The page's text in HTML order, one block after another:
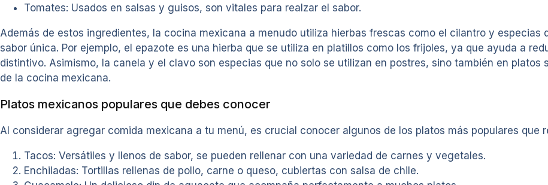
Tomates: Usados en salsas y guisos, son vitales para realzar el sabor.
Además de estos ingredientes, la cocina mexicana a menudo utiliza hierbas frescas como el cilantro y especias
sabor única. Por ejemplo, el epazote es una hierba que se utiliza en platillos como los frijoles, ya que ayuda a
distintivo. Asimismo, la canela y el clavo son especias que no solo se utilizan en postres, sino también en platos
de la cocina mexicana.
Platos mexicanos populares que debes conocer
Al considerar agregar comida mexicana a tu menú, es crucial conocer algunos de los platos más populares que
Tacos: Versátiles y llenos de sabor, se pueden rellenar con una variedad de carnes y vegetales.
Enchiladas: Tortillas rellenas de pollo, carne o queso, cubiertas con salsa de chile.